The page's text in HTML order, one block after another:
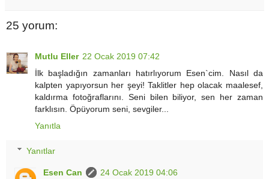
25 yorum:
Mutlu Eller 22 Ocak 2019 07:42
İlk başladığın zamanları hatırlıyorum Esen`cim. Nasıl da
kalpten yapıyorsun her şeyi! Taklitler hep olacak maalesef,
kaldırma fotoğraflarını. Seni bilen biliyor, sen her zaman
farklısın. Öpüyorum seni, sevgiler...
Yanıtla
Yanıtlar
Esen Can
24 Ocak 2019 04:06